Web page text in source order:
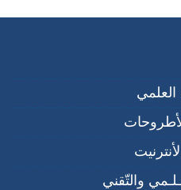
العلمي
والتّقني